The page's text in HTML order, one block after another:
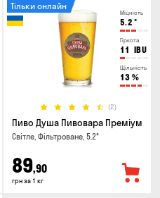
Міцність
5.2 °
Гіркота
11 IBU
Щільність
13 %
(2)
Тільки онлайн
Пиво Душа Пивовара Преміум
Світле, Фільтроване, 5.2°
89,90
грн за 1 кг